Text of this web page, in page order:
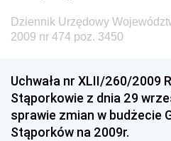
Dziennik Urzędowy
i Gospodarki Morskiej
Dziennik Urzędowy Ministra
Dziennik Urzędowy
Antykorupcyjnego
Dziennik Urzędowy
2009 nr 474 poz. 3450
Uchwała nr XLII/260/2009
Stąporkowie z dnia 29
sprawie zmian w budżecie
Stąporków na 2009r.